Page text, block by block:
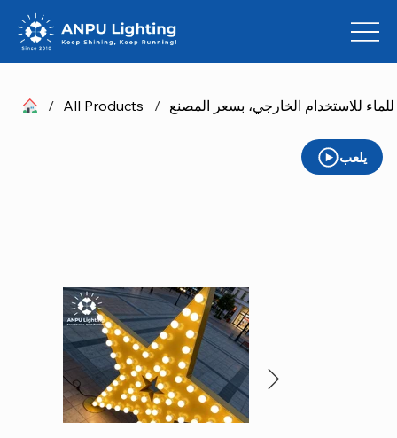
/ All Products / للاستخدام الخارجي، بسعر المصنع
يلعب